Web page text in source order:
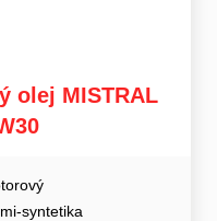
olej MISTRAL
syntetika